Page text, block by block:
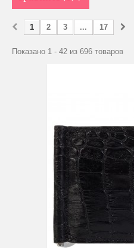
1 2 3 ... 17
Показано 1 - 42 из 696 товаров